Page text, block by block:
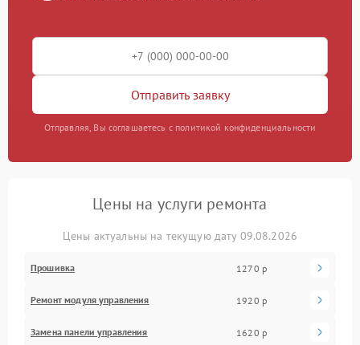
Отправить заявку
Отправляя, Вы соглашаетесь с политикой конфиденциальности
Цены на услуги ремонта
Цены актуальны на текущую дату 09.08.2026
Прошивка 1270 р
Ремонт модуля управления 1920 р
Замена панели управления 1620 р